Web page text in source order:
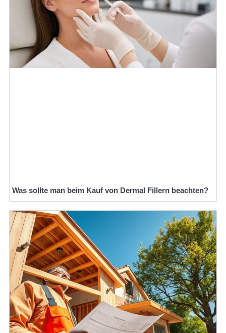
Was sollte man beim Kauf von Dermal Fillern beachten?